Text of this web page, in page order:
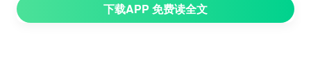
开始出现幻象，她不由得想下载APP 免费读全文